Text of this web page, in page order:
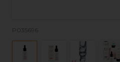
P035696